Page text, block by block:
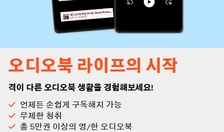
오디오북 라이프의 시작
격이 다른 오디오북 생활을 경험해보세요!
언제든 손쉽게 구독해지 가능
무제한 청취
총 5만권 이상의 영/한 오디오북